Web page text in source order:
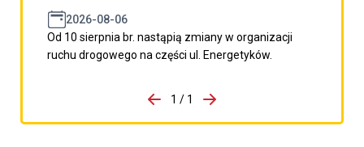
2026-08-06
Od 10 sierpnia br. nastąpią zmiany w organizacji
ruchu drogowego na części ul. Energetyków.
porzpedniego komunikatu
1 / 1
Przejdź do następnego